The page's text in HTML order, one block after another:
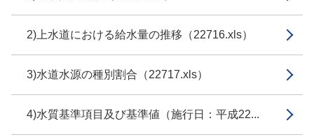
2)上水道における給水量の推移（22716.xls）
3)水道水源の種別割合（22717.xls）
4)水質基準項目及び基準値（施行日：平成22...